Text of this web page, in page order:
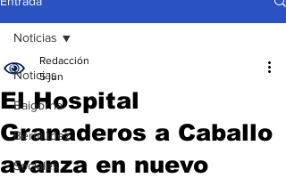
Noticias
Baigorria
Bermúdez
Sociales
Noticias
El Hospital
Granaderos a Caballo
avanza en nuevo
Redacción
5 jun